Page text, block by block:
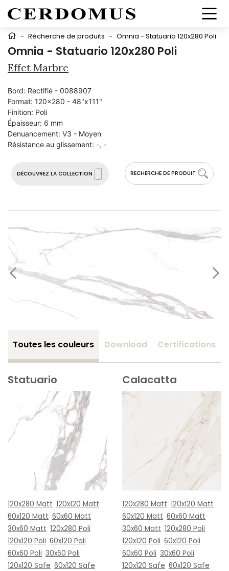
- Récherche de produits - Omnia - Statuario 120x280 Poli
Omnia - Statuario 120x280 Poli
Effet Marbre
DÉCOUVREZ LA COLLECTION RECHERCHE DE PRODUIT
Bord: Rectifié - 0088907
Format: 120x280 - 48"x111"
Finition: Poli
Épaisseur: 6 mm
Denuancement: V3 - Moyen
Résistance au glissement: -, -
Toutes les couleurs Download Certifications
Statuario
120x280 Matt 120x120 Matt
60x120 Matt 60x60 Matt
30x60 Matt 120x280 Poli
120x120 Poli 60x120 Poli
60x60 Poli 30x60 Poli
120x120 Safe 60x120 Safe
Calacatta
120x280 Matt 120x120 Matt
60x120 Matt 60x60 Matt
30x60 Matt 120x280 Poli
120x120 Poli 60x120 Poli
60x60 Poli 30x60 Poli
120x120 Safe 60x120 Safe